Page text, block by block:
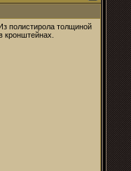
полистирола толщиной
кронштейнах.